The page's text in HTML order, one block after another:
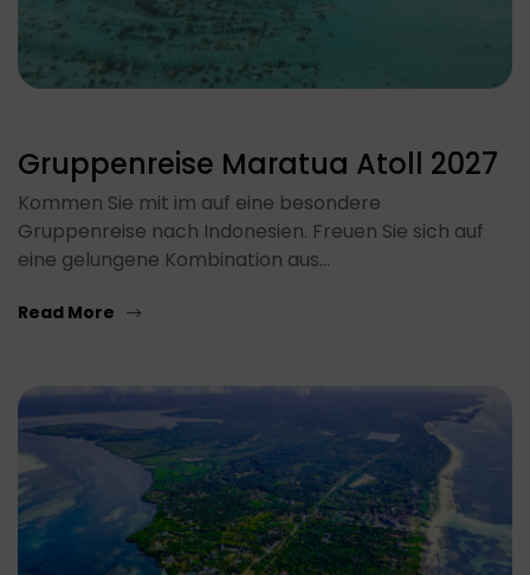
Gruppenreise Maratua Atoll 2027
Kommen Sie mit im auf eine besondere
Gruppenreise nach Indonesien. Freuen Sie sich auf
eine gelungene Kombination aus…
Read More